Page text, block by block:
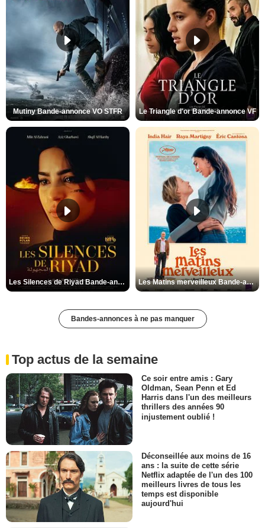
Mutiny Bande-annonce VO STFR Le Triangle d'or Bande-annonce VF
Les Silences de Riyad Bande-annonce VO STFR Les Matins merveilleux Bande-annonce VF
Bandes-annonces à ne pas manquer
Top actus de la semaine
Ce soir entre amis : Gary
Oldman, Sean Penn et Ed
Harris dans l'un des meilleurs
thrillers des années 90
injustement oublié !
Déconseillée aux moins de 16
ans : la suite de cette série
Netflix adaptée de l'un des 100
meilleurs livres de tous les
temps est disponible
aujourd'hui